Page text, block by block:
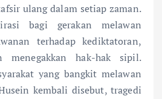
ulang dalam setiap zaman.
bagi gerakan melawan
terhadap kediktatoran,
menegakkan hak-hak sipil.
yang bangkit melawan
kembali disebut, tragedi